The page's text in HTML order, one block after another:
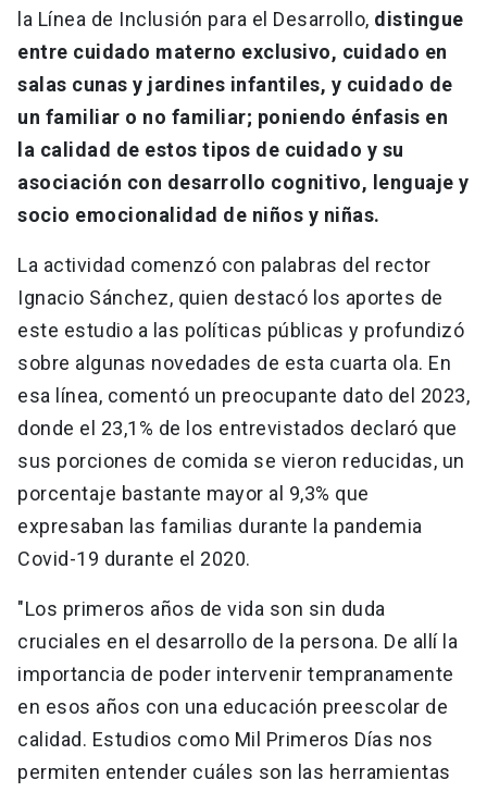
la Línea de Inclusión para el Desarrollo, distingue
entre cuidado materno exclusivo, cuidado en
salas cunas y jardines infantiles, y cuidado de
un familiar o no familiar; poniendo énfasis en
la calidad de estos tipos de cuidado y su
asociación con desarrollo cognitivo, lenguaje y
socio emocionalidad de niños y niñas.
La actividad comenzó con palabras del rector
Ignacio Sánchez, quien destacó los aportes de
este estudio a las políticas públicas y profundizó
sobre algunas novedades de esta cuarta ola. En
esa línea, comentó un preocupante dato del 2023,
donde el 23,1% de los entrevistados declaró que
sus porciones de comida se vieron reducidas, un
porcentaje bastante mayor al 9,3% que
expresaban las familias durante la pandemia
Covid-19 durante el 2020.
"Los primeros años de vida son sin duda
cruciales en el desarrollo de la persona. De allí la
importancia de poder intervenir tempranamente
en esos años con una educación preescolar de
calidad. Estudios como Mil Primeros Días nos
permiten entender cuáles son las herramientas